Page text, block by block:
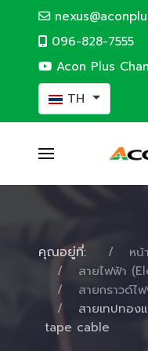
096-828-7555
Acon Plus
เลือกภาษาของคุณ
TH
คุณอยู่ที่: หน้
สายไฟฟ้า
สายกราวด์
สายเทปทอ
tape cable